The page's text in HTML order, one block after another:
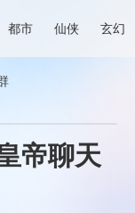
都市 仙侠 玄幻
帝聊天